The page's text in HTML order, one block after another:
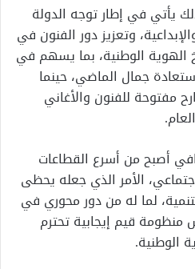
يأتي في إطار توجه الدولة
وتعزيز دور الفنون في
الهوية الوطنية، بما يسهم في
جمال الماضي، حينما
مفتوحة للفنون والأغاني
أصبح من أسرع القطاعات
الأمر الذي جعله يحظى
لما له من دور محوري في
منظومة قيم إيجابية تحترم
الوطنية.